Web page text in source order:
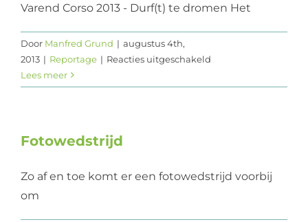
Varend Corso 2013 - Durf(t) te dromen Het
Door Manfred Grund | augustus 4th,
2013 | Reportage | Reacties uitgeschakeld
Corso
Lees meer
Fotowedstrijd
Zo af en toe komt er een fotowedstrijd voorbij
om